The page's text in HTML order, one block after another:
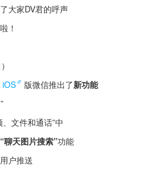
大家DV君的呼声
！
iOS 版微信推出了新功能
文件和通话”中
“聊天图片搜索”功能
户推送